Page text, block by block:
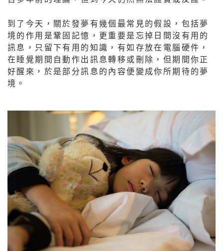
到了今天，關於發夢有幾個最常見的假設，包括夢
境的作用是鞏固記憶，更重要是忘掉日間沒有用的
訊息，只留下有用的知識，有如存放在電腦硬件，
在睡覺期間自動作出訊息轉移或刪除，但期間你正
好醒來，於是部分訊息的內容便變成你所期待的夢
境。